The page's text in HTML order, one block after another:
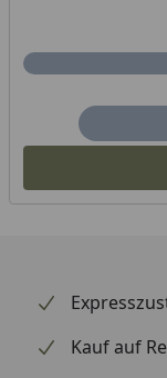
Kauf auf